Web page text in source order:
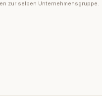
zur selben Unternehmensgruppe.